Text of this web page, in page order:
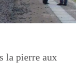
la pierre aux